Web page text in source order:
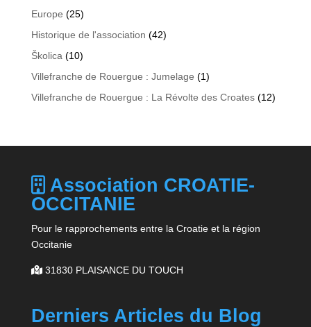
Europe (25)
Historique de l'association (42)
Školica (10)
Villefranche de Rouergue : Jumelage (1)
Villefranche de Rouergue : La Révolte des Croates(12)
Association CROATIE-
OCCITANIE
Pour le rapprochements entre la Croatie et la région
Occitanie
31830 PLAISANCE DU TOUCH
Derniers Articles du Blog